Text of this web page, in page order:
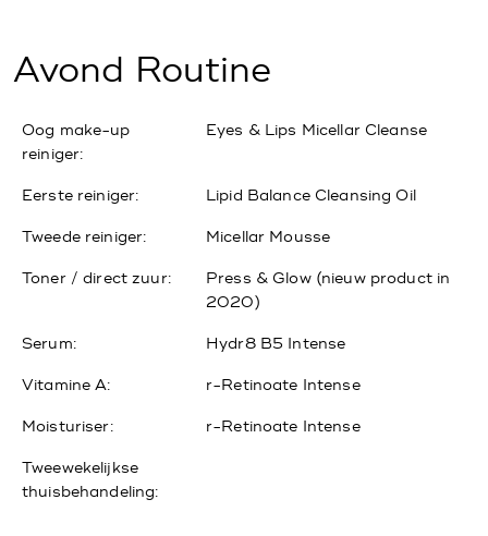
Avond Routine
Oog make-up
reiniger:
Eyes & Lips Micellar Cleanse
Eerste reiniger: Lipid Balance Cleansing Oil
Tweede reiniger: Micellar Mousse
Toner / direct zuur:
Press & Glow (nieuw product in
2020)
Serum: Hydr8 B5 Intense
Vitamine A: r-Retinoate Intense
Moisturiser: r-Retinoate Intense
Tweewekelijkse
thuisbehandeling: